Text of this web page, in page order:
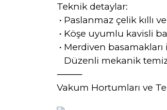
Teknik detaylar:
• Paslanmaz çelik kıllı
• Köşe uyumlu kavisli
• Merdiven
Düzenli mekanik
⸻
Vakum Hortumları ve